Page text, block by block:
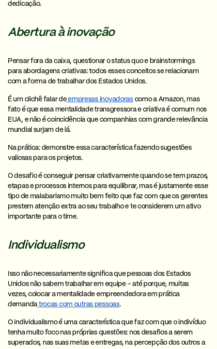
dedicação.
Abertura à inovação
Pensar fora da caixa, questionar o status quo e brainstormings
para abordagens criativas: todos esses conceitos se relacionam
com a forma de trabalhar dos Estados Unidos.
É um clichê falar deempresas inovadorascomo a Amazon, mas
fato é que essa mentalidade transgressora e criativaé comum nos
EUA, e não é coincidência que companhias com grande relevância
mundial surjam de lá.
Na prática: demonstre essa característica fazendo sugestões
valiosas para os projetos.
O desafio é conseguir pensar criativamente quando se tem prazos,
etapas e processos internos para equilibrar, mas é justamente esse
tipo de malabarismo muito bem feito que faz com que os gerentes
prestem atenção extra ao seu trabalho e te considerem um ativo
importante para o time.
Individualismo
Isso não necessariamente significa que pessoas dos Estados
Unidos não sabem trabalhar em equipe – até porque, muitas
vezes, colocar a mentalidade empreendedora em prática
demanda trocas com outras pessoas.
O individualismo é uma característica que faz com que o indivíduo
tenha muito foco nas próprias questões: nos desafios a serem
superados, nas suas metas e entregas, na percepção dos outros a